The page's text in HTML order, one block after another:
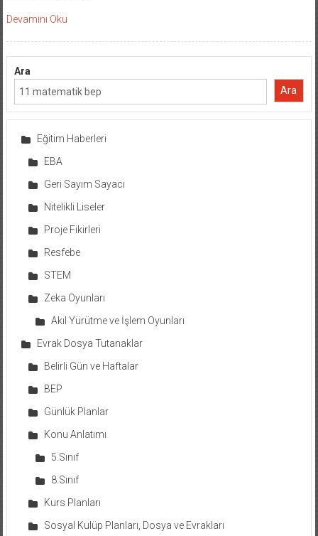
Devamını Oku
Ara
Ara
Eğitim Haberleri
EBA
Geri Sayım Sayacı
Nitelikli Liseler
Proje Fikirleri
Resfebe
STEM
Zeka Oyunları
Akıl Yürütme ve İşlem Oyunları
Evrak Dosya Tutanaklar
Belirli Gün ve Haftalar
BEP
Günlük Planlar
Konu Anlatımı
5.Sınıf
8.Sınıf
Kurs Planları
Sosyal Kulüp Planları, Dosya ve Evrakları